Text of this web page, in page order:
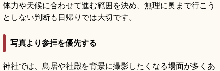
体力や天候に合わせて進む範囲を決め、無理に奥まで行こう
としない判断も日帰りでは大切です。
写真より参拝を優先する
神社では、鳥居や社殿を背景に撮影したくなる場面が多くあ